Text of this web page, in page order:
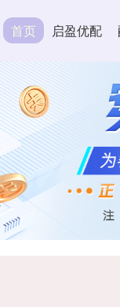
首页 启盈优配